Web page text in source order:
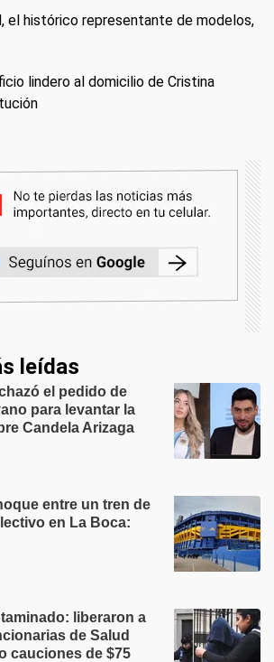
el histórico representante de modelos,
lindero al domicilio de Cristina
leídas
el pedido de
para levantar la
Candela Arizaga
entre un tren de
en La Boca:
liberaron a
de Salud
cauciones de $75